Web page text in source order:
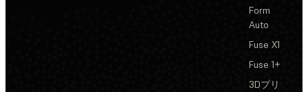
Form
Auto
Fuse X1
Fuse 1+
3Dプリ